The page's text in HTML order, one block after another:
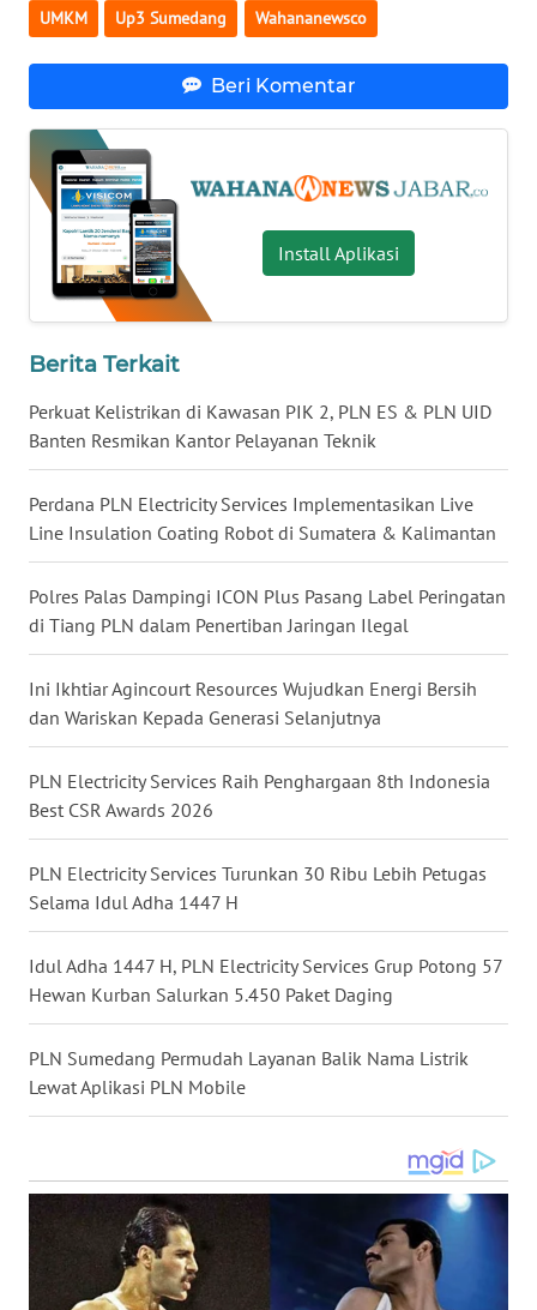
UMKM Up3 Sumedang Wahananewsco
Beri Komentar
Install Aplikasi
Berita Terkait
Perkuat Kelistrikan di Kawasan PIK 2, PLN ES & PLN UID
Banten Resmikan Kantor Pelayanan Teknik
Perdana PLN Electricity Services Implementasikan Live
Line Insulation Coating Robot di Sumatera & Kalimantan
Polres Palas Dampingi ICON Plus Pasang Label Peringatan
di Tiang PLN dalam Penertiban Jaringan Ilegal
Ini Ikhtiar Agincourt Resources Wujudkan Energi Bersih
dan Wariskan Kepada Generasi Selanjutnya
PLN Electricity Services Raih Penghargaan 8th Indonesia
Best CSR Awards 2026
PLN Electricity Services Turunkan 30 Ribu Lebih Petugas
Selama Idul Adha 1447 H
Idul Adha 1447 H, PLN Electricity Services Grup Potong 57
Hewan Kurban Salurkan 5.450 Paket Daging
PLN Sumedang Permudah Layanan Balik Nama Listrik
Lewat Aplikasi PLN Mobile
WN
SULSEL
GORONTALO
WN
SULUT
WN
MALUKU
WN
WN
WN
DANAU
TOBA
WN
NIAS
WN
LANGKAT
WN
SELATAN
TANJUNG
LESUNG
WN
KARO
SIMALUNGUN
LABUHANBATU